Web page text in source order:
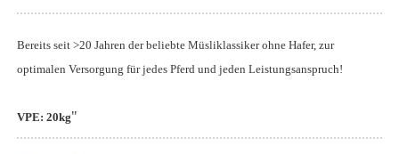
springen
Bereits seit >20 Jahren der beliebte Müsliklassiker ohne Hafer, zur
optimalen Versorgung für jedes Pferd und jeden Leistungsanspruch!
VPE: 20kg"